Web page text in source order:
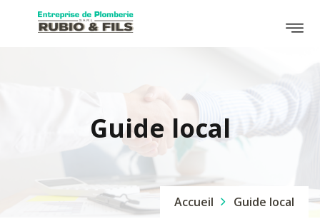
Guide local
Accueil Guide local